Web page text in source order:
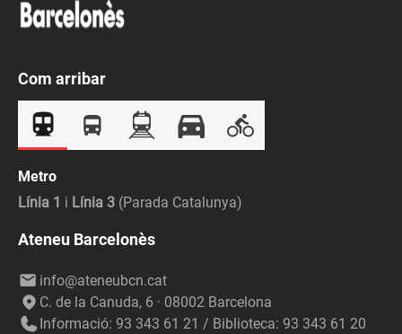
Com arribar
Metro
Línia 1 i Línia 3 (Parada Catalunya)
Ateneu Barcelonès
info@ateneubcn.cat
C. de la Canuda, 6 · 08002 Barcelona
Informació: 93 343 61 21 / Biblioteca: 93 343 61 20